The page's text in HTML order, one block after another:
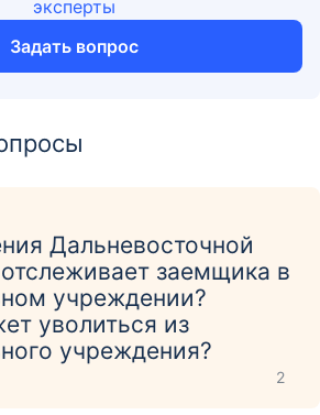
эксперты
Задать вопрос
Дальневосточной
заемщика в
учреждении?
уволиться из
учреждения?
2